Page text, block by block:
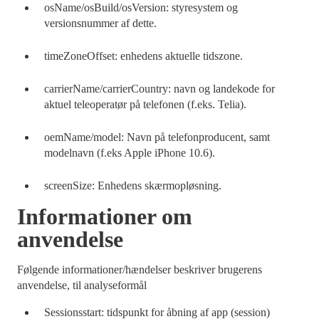
osName/osBuild/osVersion: styresystem og
versionsnummer af dette.
timeZoneOffset: enhedens aktuelle tidszone.
carrierName/carrierCountry: navn og landekode for
aktuel teleoperatør på telefonen (f.eks. Telia).
oemName/model: Navn på telefonproducent, samt
modelnavn (f.eks Apple iPhone 10.6).
screenSize: Enhedens skærmopløsning.
Informationer om
anvendelse
Følgende informationer/hændelser beskriver brugerens
anvendelse, til analyseformål
Sessionsstart: tidspunkt for åbning af app (session)